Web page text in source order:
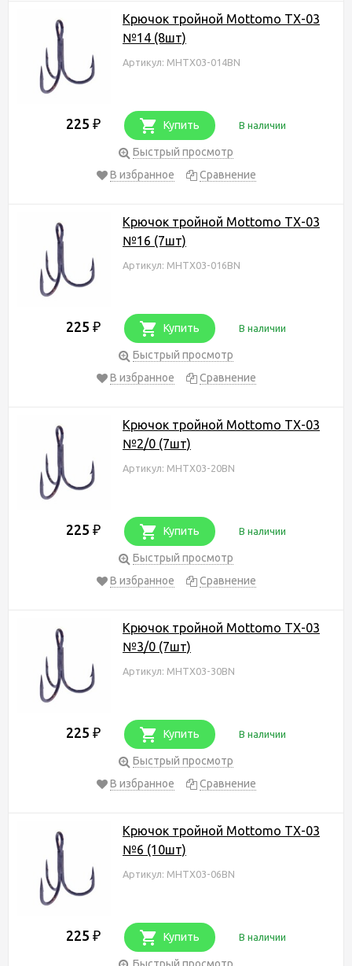
Крючок тройной Mottomo TX-03
№14 (8шт)
Артикул: MHTX03-014BN
225 ₽ Купить В наличии
Быстрый просмотр
В избранное
Сравнение
Крючок тройной Mottomo TX-03
№16 (7шт)
Артикул: MHTX03-016BN
225 ₽ Купить В наличии
Быстрый просмотр
В избранное
Сравнение
Крючок тройной Mottomo TX-03
№2/0 (7шт)
Артикул: MHTX03-20BN
225 ₽ Купить В наличии
Быстрый просмотр
В избранное
Сравнение
Крючок тройной Mottomo TX-03
№3/0 (7шт)
Артикул: MHTX03-30BN
225 ₽ Купить В наличии
Быстрый просмотр
В избранное
Сравнение
Крючок тройной Mottomo TX-03
№6 (10шт)
Артикул: MHTX03-06BN
225 ₽ Купить В наличии
Быстрый просмотр